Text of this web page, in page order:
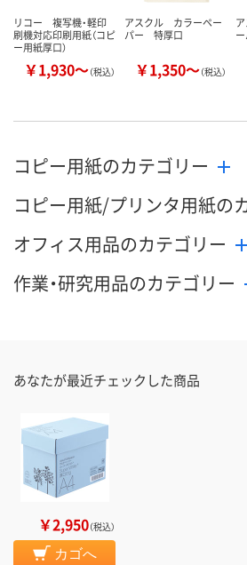
リコー 複写機・軽印
刷機対応印刷用紙（コピ
ー用紙厚口）
￥1,930～（税込）
アスクル カラーペー
パー 特厚口
￥1,350～（税込）
コピー用紙のカテゴリー
コピー用紙/プリンタ用紙の
オフィス用品のカテゴリー
作業・研究用品のカテゴリー
あなたが最近チェックした商品
￥2,950（税込）
カゴへ